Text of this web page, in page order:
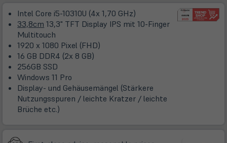
Tab)
Intel Core i5-10310U (4x 1,70 GHz)
33,8cm 13,3" TFT Display IPS mit 10-Finger
Multitouch
1920 x 1080 Pixel (FHD)
16 GB DDR4 (2x 8 GB)
256GB SSD
Windows 11 Pro
Display- und Gehäusemängel (Stärkere
Nutzungsspuren / leichte Kratzer / leichte
Brüche etc.)